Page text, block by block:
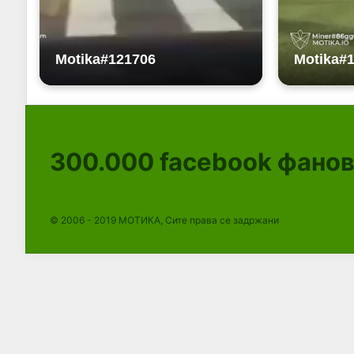
300.000 facebook
© 2006 - 2019 МОТИКА, Сите права се задржани